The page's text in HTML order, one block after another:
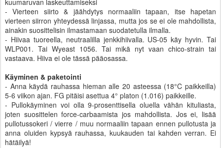
kuumaruvan laskeuttamiseksi
- Vierteen siirto & jäähdytys normaaliin tapaan, itse hapetan
vierteen siirron yhteydessä linjassa, mutta jos se ei ole mahdollista,
ainakin suosittelisin ilmastamaan suodatetulla ilmalla.
- Hiivaa tuoreella, neutraalilla jenkkihiivalla. US-05 käy hyvin. Tai
WLP001. Tai Wyeast 1056. Tai mikä nyt vaan chico-strain tai
vastaava. Hiiva ei ole tässä pääosassa.
Käyminen & paketointi
- Anna käydä rauhassa hieman alle 20 asteessa (18°C paikkeilla)
5-6 viikon ajan. FG pitäisi asettua 4° platon (1.016) paikkeille.
- Pullokäyminen voi olla 9-prosenttisella oluella vähän kituliasta,
joten suosittelen force-carbaamista jos mahdollista. Jos ei, lisää
pullotussokeri / vierre / muu normaaliin tapaan ennen pullotusta ja
anna oluiden kypsyä rauhassa, kuukauden tai kahden verran. Ei
hätäilyä!